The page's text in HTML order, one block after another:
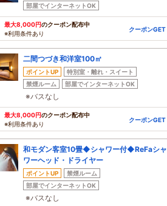
部屋でインターネットOK
最大8,000円のクーポン配布中
※利用条件あり
クーポンGET
二間つづき和洋室100㎡
ポイントUP
特別室・離れ・スイート
禁煙ルーム
部屋でインターネットOK
※バスなし
最大8,000円のクーポン配布中
※利用条件あり
クーポンGET
和モダン客室10畳◆シャワー付◆ReFaシャ
ワーヘッド・ドライヤー
ポイントUP
禁煙ルーム
部屋でインターネットOK
※バスなし